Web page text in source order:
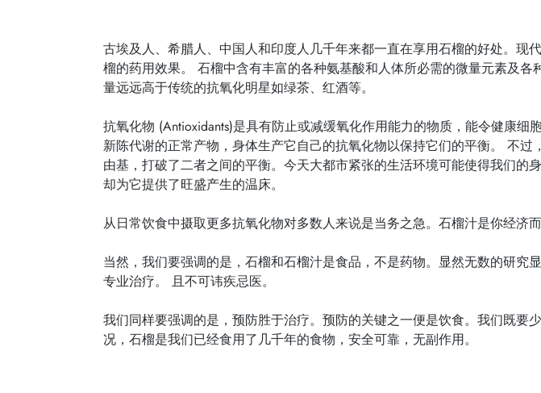
古埃及人、希腊人、中国人和印度人几千年来都一直在享用石榴的好处。
榴的药用效果。 石榴中含有丰富的各种氨基酸和人体所必需的微量元素及
量远远高于传统的抗氧化明星如绿茶、红酒等。
抗氧化物 (Antioxidants)是具有防止或减缓氧化作用能力的物质，能令健康
新陈代谢的正常产物，身体生产它自己的抗氧化物以保持它们的平衡。 不
由基，打破了二者之间的平衡。今天大都市紧张的生活环境可能使得我们
却为它提供了旺盛产生的温床。
从日常饮食中摄取更多抗氧化物对多数人来说是当务之急。石榴汁是你经济
当然，我们要强调的是，石榴和石榴汁是食品，不是药物。显然无数的研
专业治疗。 且不可讳疾忌医。
我们同样要强调的是，预防胜于治疗。预防的关键之一便是饮食。我们既
况，石榴是我们已经食用了几千年的食物，安全可靠，无副作用。